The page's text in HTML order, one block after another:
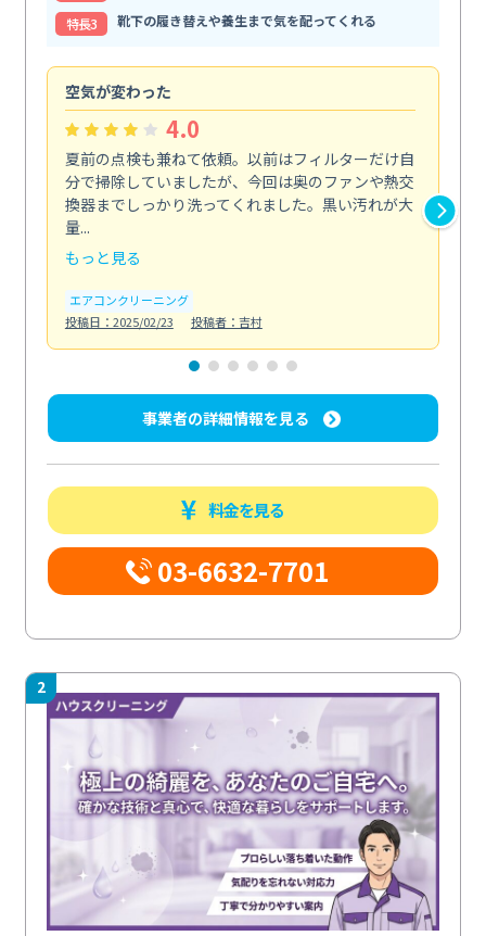
特⻑3
靴下の履き替えや養生まで気を配ってくれる
空気が変わった
4.0
夏前の点検も兼ねて依頼。以前はフィルターだけ自
分で掃除していましたが、今回は奥のファンや熱交
換器までしっかり洗ってくれました。黒い汚れが大
量...
もっと見る
エアコンクリーニング
投稿日：2025/02/23
投稿者：吉村
事業者の詳細情報を見る
料金を見る
03-6632-7701
2